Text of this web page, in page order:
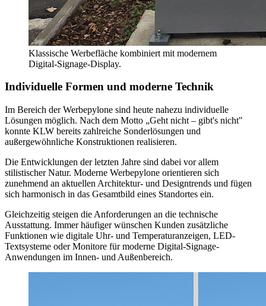
Klassische Werbefläche kombiniert mit modernem
Digital-Signage-Display.
Individuelle Formen und moderne Technik
Im Bereich der Werbepylone sind heute nahezu individuelle
Lösungen möglich. Nach dem Motto „Geht nicht – gibt's nicht"
konnte KLW bereits zahlreiche Sonderlösungen und
außergewöhnliche Konstruktionen realisieren.
Die Entwicklungen der letzten Jahre sind dabei vor allem
stilistischer Natur. Moderne Werbepylone orientieren sich
zunehmend an aktuellen Architektur- und Designtrends und fügen
sich harmonisch in das Gesamtbild eines Standortes ein.
Gleichzeitig steigen die Anforderungen an die technische
Ausstattung. Immer häufiger wünschen Kunden zusätzliche
Funktionen wie digitale Uhr- und Temperaturanzeigen, LED-
Textsysteme oder Monitore für moderne Digital-Signage-
Anwendungen im Innen- und Außenbereich.